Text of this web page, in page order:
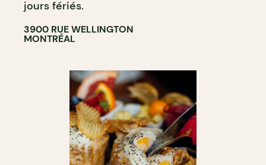
jours fériés.
3900 RUE WELLINGTON
MONTRÉAL